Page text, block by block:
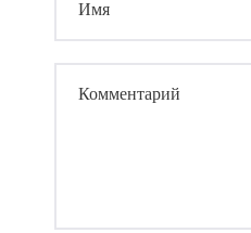
Комментарий